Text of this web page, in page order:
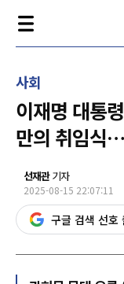
사회
이재명 대통
만의 취임식
선재관기자
2025-08-15 22:07:11
구글 검색 선호